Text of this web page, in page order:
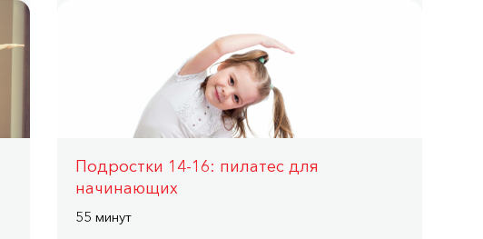
Подростки 14-16: пилатес для
начинающих
55 минут